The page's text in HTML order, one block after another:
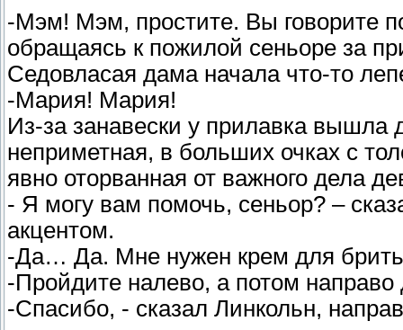
-Мэм! Мэм, простите. Вы говорите
обращаясь к пожилой сеньоре за
Седовласая дама начала что-то
-Мария! Мария!
Из-за занавески у прилавка вышла
неприметная, в больших очках с
явно оторванная от важного дела
- Я могу вам помочь, сеньор? –
акцентом.
-Да… Да. Мне нужен крем для
-Пройдите налево, а потом
-Спасибо, - сказал Линкольн,